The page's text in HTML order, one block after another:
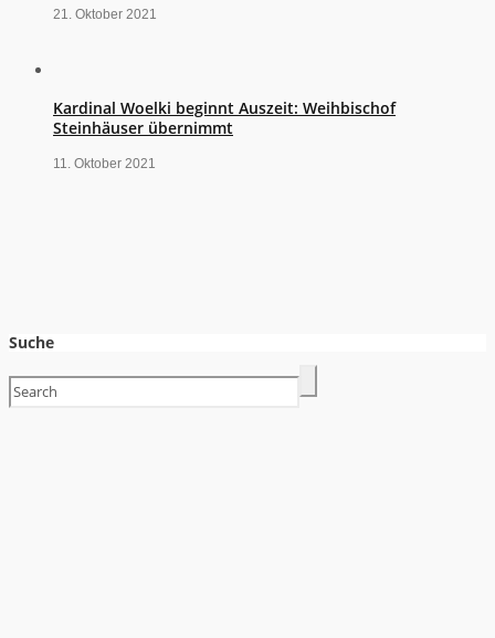
21. Oktober 2021
Kardinal Woelki beginnt Auszeit: Weihbischof
Steinhäuser übernimmt
11. Oktober 2021
Suche